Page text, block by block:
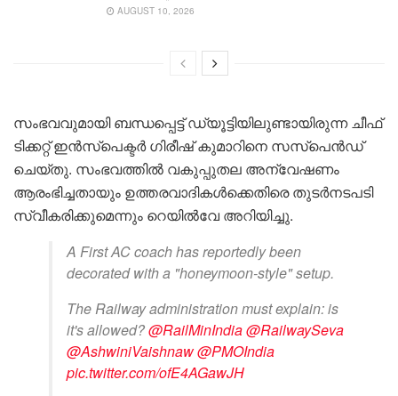
AUGUST 10, 2026
സംഭവവുമായി ബന്ധപ്പെട്ട് ഡ്യൂട്ടിയിലുണ്ടായിരുന്ന ചീഫ്
ടിക്കറ്റ് ഇൻസ്‌പെക്ടർ ഗിരീഷ് കുമാറിനെ സസ്‌പെൻഡ്
ചെയ്തു. സംഭവത്തിൽ വകുപ്പുതല അന്വേഷണം
ആരംഭിച്ചതായും ഉത്തരവാദികൾക്കെതിരെ തുടർനടപടി
സ്വീകരിക്കുമെന്നും റെയിൽവേ അറിയിച്ചു.
A First AC coach has reportedly been
decorated with a "honeymoon-style" setup.
The Railway administration must explain: is
it's allowed?@RailMinIndia@RailwaySeva
@AshwiniVaishnaw@PMOIndia
pic.twitter.com/ofE4AGawJH